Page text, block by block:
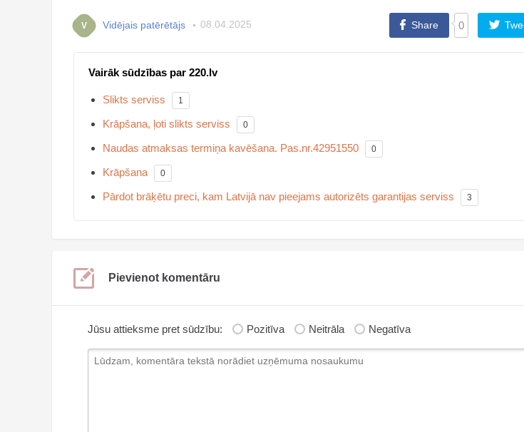
V Vidējais patērētājs 08.04.2025 Share 0
Vairāk sūdzības par 220.lv
Slikts serviss 1
Krāpšana, ļoti slikts serviss 0
Naudas atmaksas termiņa kavēšana. Pas.nr.42951550 0
Krāpšana 0
Pārdot brāķētu preci, kam Latvijā nav pieejams autorizēts garantijas serviss 3
Pievienot komentāru
Jūsu attieksme pret sūdzību: Pozitīva Neitrāla Negatīva